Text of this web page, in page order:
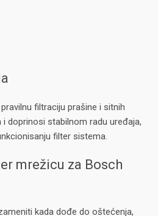
filtraciju prašine i sitnih
doprinosi stabilnom radu uređaja,
filter sistema.
mrežicu za Bosch
kada dođe do oštećenja,